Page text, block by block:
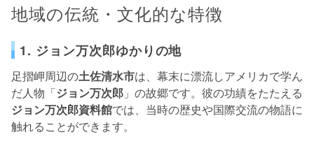
地域の伝統・文化的な特徴
1. ジョン万次郎ゆかりの地
足摺岬周辺の土佐清水市は、幕末に漂流しアメリカで学ん
だ人物「ジョン万次郎 」の故郷です。彼の功績をたたえる
ジョン万次郎資料館では、当時の歴史や国際交流の物語に
触れることができます。